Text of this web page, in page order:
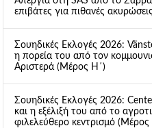
επιβάτες για πιθανές
Σουηδικές Εκλογές 2026:
η πορεία του από τον
Αριστερά (Μέρος Η΄)
Σουηδικές Εκλογές 2026:
και η εξέλιξή του από το
φιλελεύθερο κεντρισμό (Μέρος